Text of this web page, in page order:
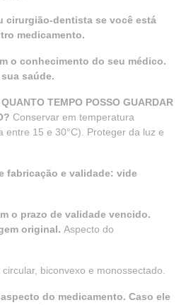
cirurgião-dentista se você está
medicamento.
o conhecimento do seu médico.
saúde.
TEMPO POSSO GUARDAR
Conservar em temperatura
entre 15 e 30°C). Proteger da luz e
fabricação e validade: vide
o prazo de validade vencido.
original. Aspecto do
biconvexo e monossectado.
do medicamento. Caso ele